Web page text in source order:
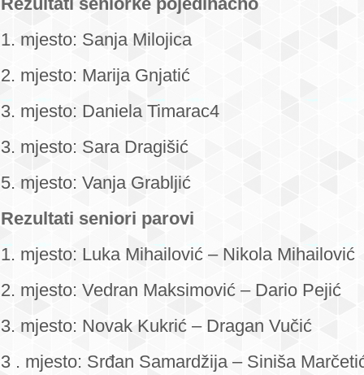
1. mjesto: Sanja Milojica
2. mjesto: Marija Gnjatić
3. mjesto: Daniela Timarac4
3. mjesto: Sara Dragišić
5. mjesto: Vanja Grabljić
Rezultati seniori parovi
1. mjesto: Luka Mihailović – Nikola Mihailović
2. mjesto: Vedran Maksimović – Dario Pejić
3. mjesto: Novak Kukrić – Dragan Vučić
3 . mjesto: Srđan Samardžija – Siniša